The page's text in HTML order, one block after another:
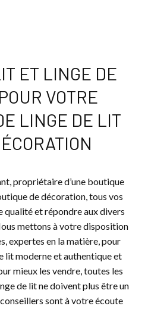
ET LINGE DE
VOTRE
LINGE DE LIT
propriétaire d’une boutique
de décoration, tous vos
et répondre aux divers
mettons à votre disposition
expertes en la matière, pour
lit moderne et authentique et
mieux les vendre, toutes les
de lit ne doivent plus être un
sont à votre écoute